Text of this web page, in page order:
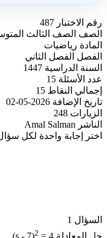
رقم الاختبار 487
الصف الصف الثالث
المادة رياضيات
الفصل الفصل الثاني
السنة الدراسية 1447
عدد الأسئلة 15
إجمالي النقاط 15
تاريخ الإضافة 2026-05-02
الزيارات 248
الناشر Amal Salman
اختر إجابة واحدة لكل
السؤال 1
2